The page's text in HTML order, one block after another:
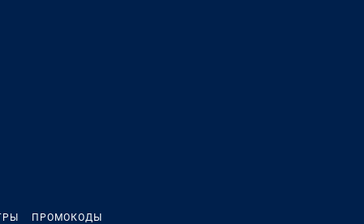
ПРОМОКОДЫ